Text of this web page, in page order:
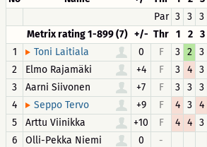
Par 3 3 3
Metrix rating 1-899 (7) +/- Thr 1 2 3
1
Toni Laitiala 0 F 3 2 3
2
Elmo Rajamäki +4 F 3 4 3
3
Aarni Siivonen +7 F 3 3 3
4
Seppo Tervo +9 F 4 3 4
5
Arttu Viinikka +10 F 4 4 3
6
Olli-Pekka Niemi 0
-